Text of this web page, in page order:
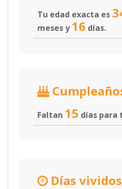
Tu edad exacta es
meses y16 días.
Faltan 15 días para
Días vividos